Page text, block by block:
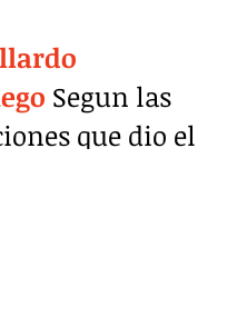
Segun las
que dio el